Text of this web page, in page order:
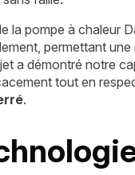
la pompe à chaleur
permettant une
a démontré notre
tout en
.